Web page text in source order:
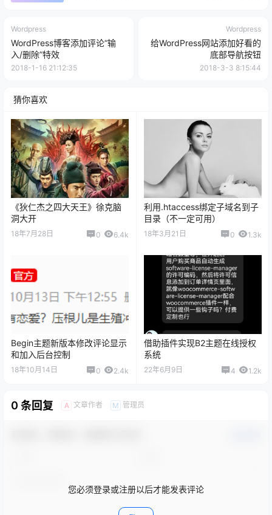
Wordpress
WordPress博客添加评论“输
入/删除”特效
2018-1-16 21:12:35
Wordpress
给WordPress网站添加好看的
底部导航按钮
2018-3-3 8:15:44
猜你喜欢
《狄仁杰之四大天王》徐克脑
洞大开
18年7月28日 0 6.4k
利用.htaccess绑定子域名到子
目录（不一定可用）
18年3月21日 0 1.3k
Begin主题新版本修改评论显示
和加入后台控制
18年10月14日 0 2.4k
借助插件实现B2主题在线授权
系统
22年6月9日 4 1.2k
0 条回复 A 文章作者 M 管理员
您必须登录或注册以后才能发表评论